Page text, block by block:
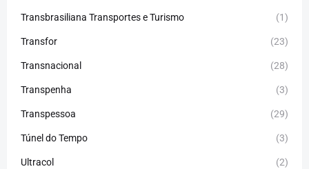
Transbrasiliana Transportes e Turismo (1)
Transfor (23)
Transnacional (28)
Transpenha (3)
Transpessoa (29)
Túnel do Tempo (3)
Ultracol (2)